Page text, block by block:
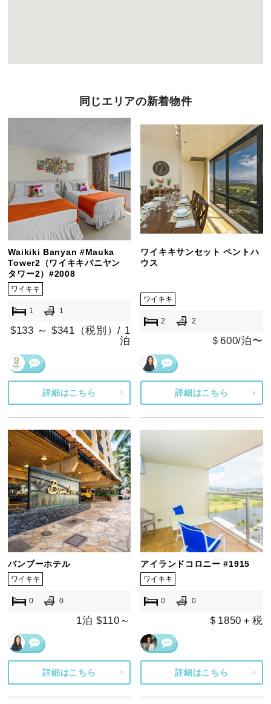
同じエリアの新着物件
Waikiki Banyan #Mauka
Tower2（ワイキキバニヤン
タワー2）#2008
ワイキキ
1 1
$133 ～ $341（税別）/ 1
泊
詳細はこちら
ワイキキサンセット ペントハ
ウス
ワイキキ
2 2
＄600/泊〜
詳細はこちら
バンブーホテル
ワイキキ
0 0
1泊 $110～
詳細はこちら
アイランドコロニー #1915
ワイキキ
0 0
＄1850＋税
詳細はこちら